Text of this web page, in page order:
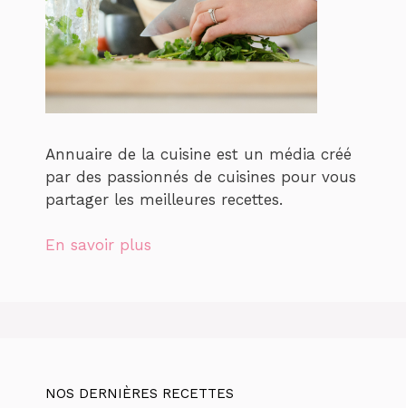
Annuaire de la cuisine est un média créé
par des passionnés de cuisines pour vous
partager les meilleures recettes.
En savoir plus
NOS DERNIÈRES RECETTES